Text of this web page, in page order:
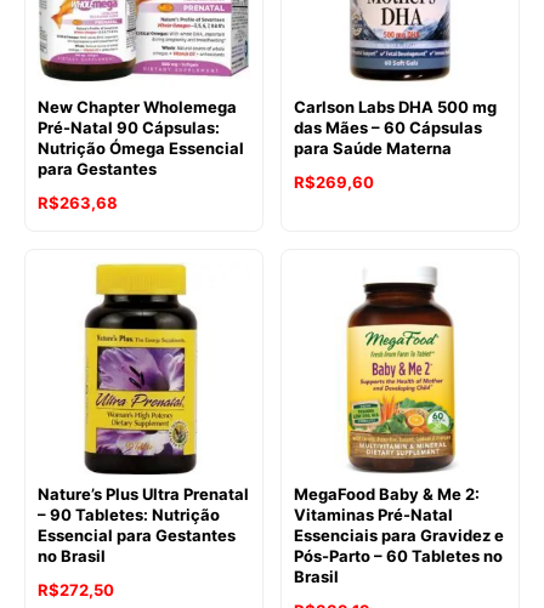
New Chapter Wholemega
Pré-Natal 90 Cápsulas:
Nutrição Ómega Essencial
para Gestantes
R$263,68
Carlson Labs DHA 500 mg
das Mães – 60 Cápsulas
para Saúde Materna
R$269,60
Nature’s Plus Ultra Prenatal
– 90 Tabletes: Nutrição
Essencial para Gestantes
no Brasil
R$272,50
MegaFood Baby & Me 2:
Vitaminas Pré-Natal
Essenciais para Gravidez e
Pós-Parto – 60 Tabletes no
Brasil